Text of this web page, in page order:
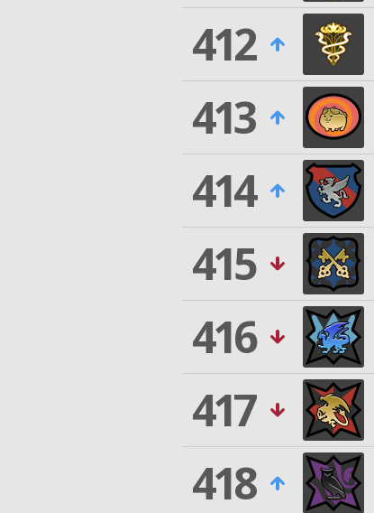
412
413
414
415
416
417
418